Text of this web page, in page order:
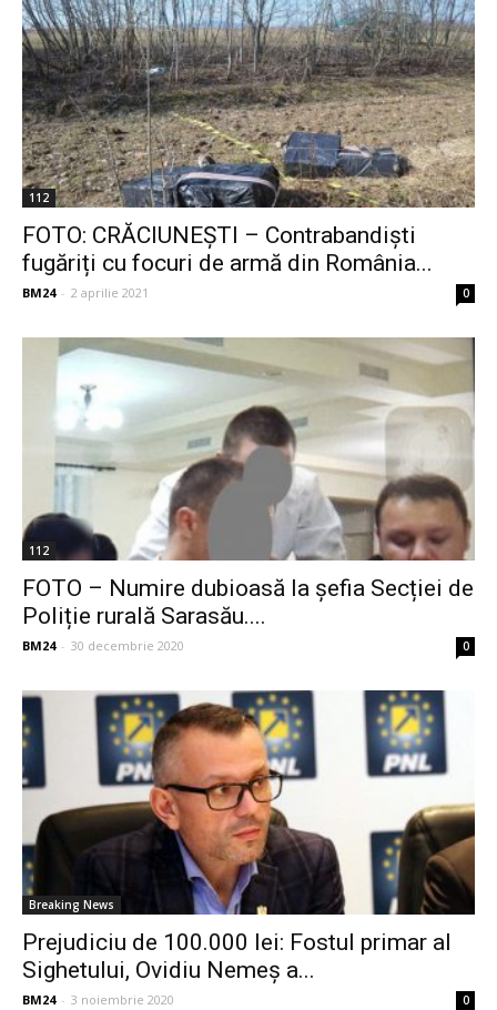
112
FOTO: CRĂCIUNEȘTI – Contrabandiști
fugăriți cu focuri de armă din România...
BM24 - 2 aprilie 2021 0
112
FOTO – Numire dubioasă la șefia Secției de
Poliție rurală Sarasău....
BM24 - 30 decembrie 2020 0
Breaking News
Prejudiciu de 100.000 lei: Fostul primar al
Sighetului, Ovidiu Nemeș a...
BM24 - 3 noiembrie 2020 0